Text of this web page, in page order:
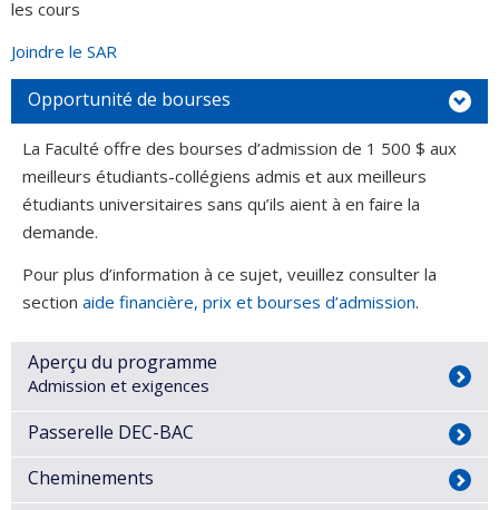
les cours
Joindre le SAR
Opportunité de bourses
La Faculté offre des bourses d’admission de 1 500 $ aux
meilleurs étudiants-collégiens admis et aux meilleurs
étudiants universitaires sans qu’ils aient à en faire la
demande.
Pour plus d’information à ce sujet, veuillez consulter la
section aide financière, prix et bourses d’admission.
Aperçu du programme
Admission et exigences
Passerelle DEC-BAC
Cheminements